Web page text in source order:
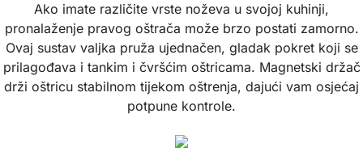
Ako imate različite vrste noževa u svojoj kuhinji,
pronalaženje pravog oštrača može brzo postati zamorno.
Ovaj sustav valjka pruža ujednačen, gladak pokret koji se
prilagođava i tankim i čvršćim oštricama. Magnetski držač
drži oštricu stabilnom tijekom oštrenja, dajući vam osjećaj
potpune kontrole.